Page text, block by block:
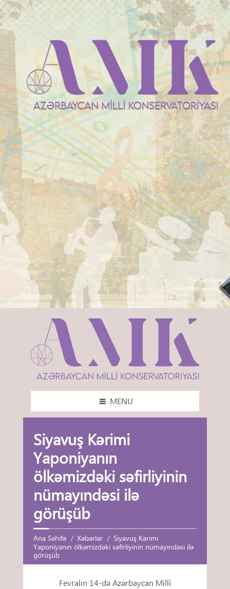
MENU
Siyavuş Kərimi
Yaponiyanın
ölkəmizdəki səfirliyinin
nümayındəsi ilə
görüşüb
Ana Səhifə Xəbərlər
Siyavuş Kərimi
Yaponiyanın ölkəmizdəki səfirliyinin nümayındəsi ilə
görüşüb
Fevralın 14-də Azərbaycan Milli